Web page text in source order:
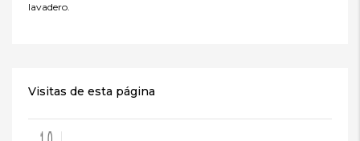
lavadero.
Visitas de esta página